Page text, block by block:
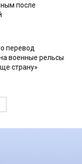
после
перевод
военные рельсы
страну»